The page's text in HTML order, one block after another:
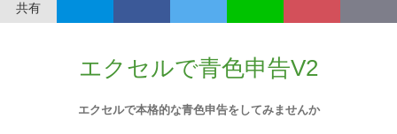
共有
エクセルで青色申告V2
エクセルで本格的な青色申告をしてみませんか